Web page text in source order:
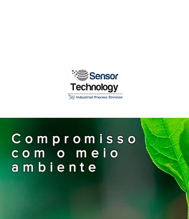
Compromisso
com o meio
ambiente